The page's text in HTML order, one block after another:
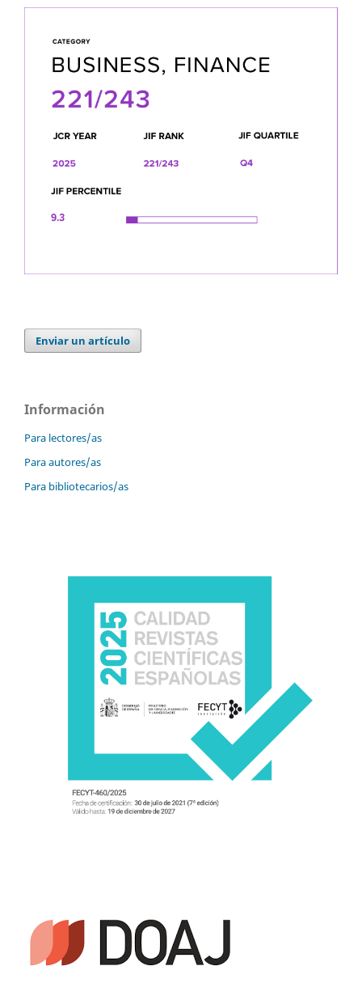
Enviar un artículo
Información
Para lectores/as
Para autores/as
Para bibliotecarios/as